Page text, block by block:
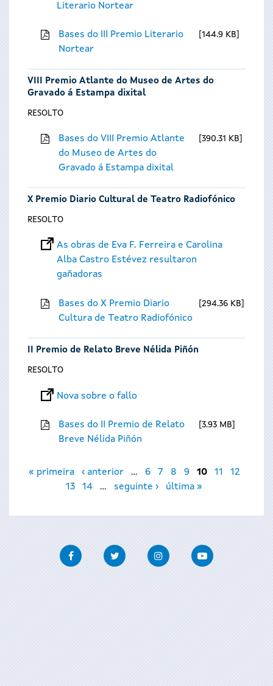
Literario Nortear
Bases do III Premio Literario
Nortear
144.9 KB
VIII Premio Atlante do Museo de Artes do
Gravado á Estampa dixital
RESOLTO
Bases do VIII Premio Atlante
do Museo de Artes do
Gravado á Estampa dixital
390.31 KB
X Premio Diario Cultural de Teatro Radiofónico
RESOLTO
As obras de Eva F. Ferreira e Carolina
Alba Castro Estévez resultaron
gañadoras
Bases do X Premio Diario
Cultura de Teatro Radiofónico
294.36 KB
II Premio de Relato Breve Nélida Piñón
RESOLTO
Nova sobre o fallo
Bases do II Premio de Relato
Breve Nélida Piñón
3.93 MB
Páxinas
« primeira ‹ anterior … 6 7 8 9 10 11
12
13
14 … seguinte › última »
FacebookTwitter InstagramYoutube